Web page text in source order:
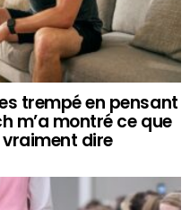
trempé en pensant
m’a montré ce que
dire